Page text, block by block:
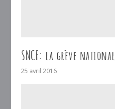
SNCF: la grève
25 avril 2016